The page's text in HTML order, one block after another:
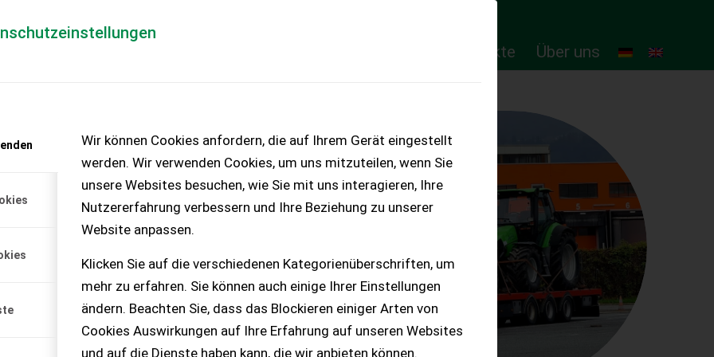
Wir können Cookies anfordern, die auf Ihrem Gerät eingestellt
werden. Wir verwenden Cookies, um uns mitzuteilen, wenn Sie
unsere Websites besuchen, wie Sie mit uns interagieren, Ihre
Nutzererfahrung verbessern und Ihre Beziehung zu unserer
Website anpassen.
Klicken Sie auf die verschiedenen Kategorienüberschriften, um
mehr zu erfahren. Sie können auch einige Ihrer Einstellungen
ändern. Beachten Sie, dass das Blockieren einiger Arten von
Cookies Auswirkungen auf Ihre Erfahrung auf unseren Websites
und auf die Dienste haben kann, die wir anbieten können.
Online-Produkte Über uns
– KEINE
Zweischeibenstreuer •